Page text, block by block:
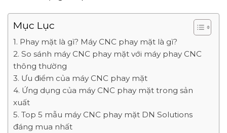
Mục Lục
1. Phay mặt là gì? Máy CNC phay mặt là gì?
2. So sánh máy CNC phay mặt với máy phay CNC
thông thường
3. Ưu điểm của máy CNC phay mặt
4. Ứng dụng của máy CNC phay mặt trong sản
xuất
5. Top 5 mẫu máy CNC phay mặt DN Solutions
đáng mua nhất